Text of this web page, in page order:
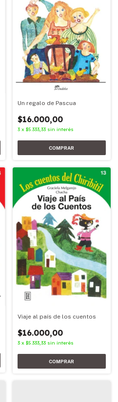
Un regalo de Pascua
$16.000,00
3 x $5.333,33 sin interés
Viaje al país de los cuentos
$16.000,00
3 x $5.333,33 sin interés